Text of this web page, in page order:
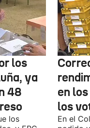
los
ya
48
los
en
los
En el